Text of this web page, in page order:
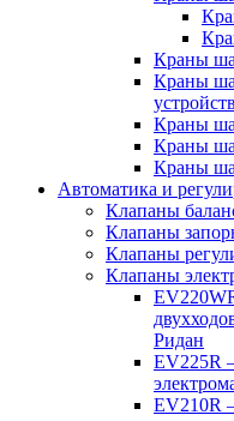
Краны
Краны
Краны
Краны
Краны
Автоматика и
Клапаны
Клапаны
Клапаны
Клапаны
Ридан
EV225R
EV210R